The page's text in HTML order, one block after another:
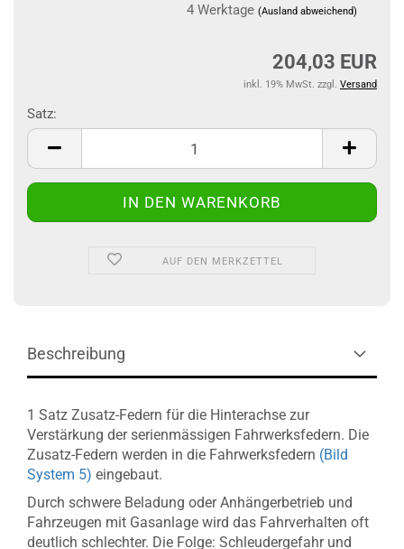
4 Werktage (Ausland abweichend)
204,03 EUR
inkl. 19% MwSt. zzgl. Versand
Satz:
Satz
AUF DEN MERKZETTEL
Beschreibung
1 Satz Zusatz-Federn für die Hinterachse zur
Verstärkung der serienmässigen Fahrwerksfedern. Die
Zusatz-Federn werden in die Fahrwerksfedern (Bild
System 5) eingebaut.
Durch schwere Beladung oder Anhängerbetrieb und
Fahrzeugen mit Gasanlage wird das Fahrverhalten oft
deutlich schlechter. Die Folge: Schleudergefahr und